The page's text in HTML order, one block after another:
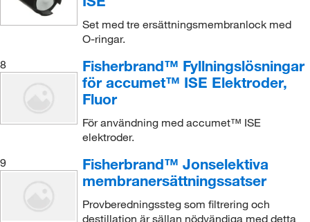
Set med tre ersättningsmembranlock med
O-ringar.
8
Fisherbrand™ Fyllningslösningar
för accumet™ ISE Elektroder,
Fluor
För användning med accumet™ ISE
elektroder.
9
Fisherbrand™ Jonselektiva
membranersättningssatser
Provberedningssteg som filtrering och
destillation är sällan nödvändiga med detta